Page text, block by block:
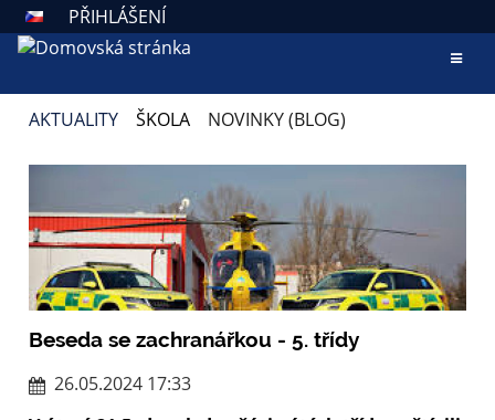
PŘIHLÁŠENÍ
AKTUALITY ŠKOLA NOVINKY (BLOG)
NOVINKY
Beseda se zachranářkou - 5. třídy
26.05.2024 17:33